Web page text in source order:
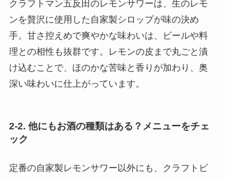
クラフトマン五反田のレモンサワーは、生のレモ
ンを贅沢に使用した自家製シロップが味の決め
手。甘さ控えめで爽やかな味わいは、ビールや料
理との相性も抜群です。レモンの皮まで丸ごと漬
け込むことで、ほのかな苦味と香りが加わり、奥
深い味わいに仕上がっています。
2-2. 他にもお酒の種類はある？メニューをチェ
ック
定番の自家製レモンサワー以外にも、クラフトビ